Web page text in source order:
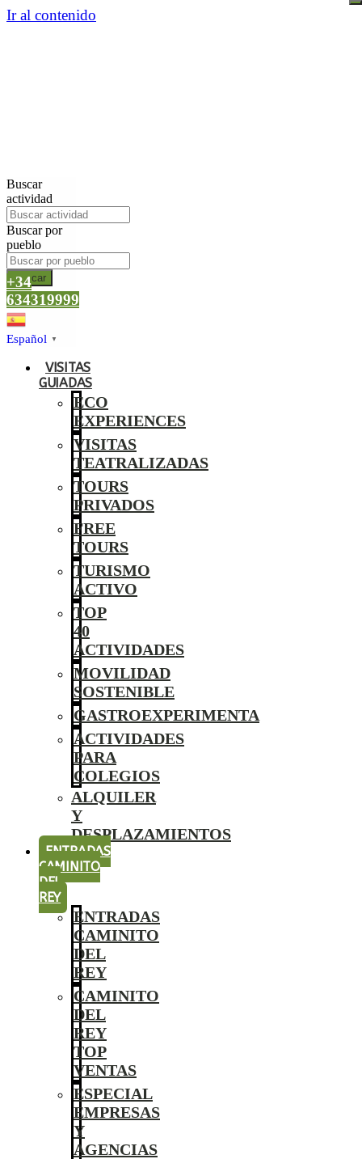
Ir al contenido
Buscar
actividad
Buscar por
pueblo
Buscar
+34
634319999
Español ▼
VISITAS
GUIADAS
ECO
EXPERIENCES
VISITAS
TEATRALIZADAS
TOURS
PRIVADOS
FREE
TOURS
TURISMO
ACTIVO
TOP
40
ACTIVIDADES
MOVILIDAD
SOSTENIBLE
GASTROEXPERIMENTA
ACTIVIDADES
PARA
COLEGIOS
ALQUILER
Y
DESPLAZAMIENTOS
ENTRADAS
CAMINITO
DEL
REY
ENTRADAS
CAMINITO
DEL
REY
CAMINITO
DEL
REY
TOP
VENTAS
ESPECIAL
EMPRESAS
Y
AGENCIAS